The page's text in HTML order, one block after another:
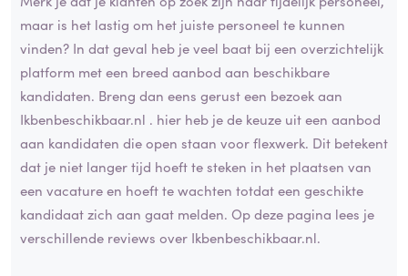
maar is het lastig om het juiste personeel te kunnen
vinden? In dat geval heb je veel baat bij een overzichtelijk
platform met een breed aanbod aan beschikbare
kandidaten. Breng dan eens gerust een bezoek aan
Ikbenbeschikbaar.nl . hier heb je de keuze uit een aanbod
aan kandidaten die open staan voor flexwerk. Dit betekent
dat je niet langer tijd hoeft te steken in het plaatsen van
een vacature en hoeft te wachten totdat een geschikte
kandidaat zich aan gaat melden. Op deze pagina lees je
verschillende reviews over Ikbenbeschikbaar.nl.